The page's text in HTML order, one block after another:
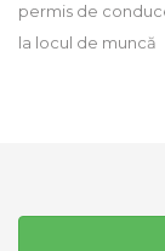
permis de
la locul de muncă